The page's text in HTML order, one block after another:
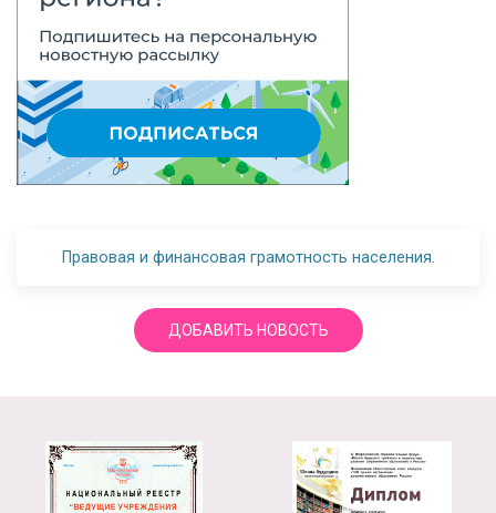
Правовая и финансовая грамотность населения.
ДОБАВИТЬ НОВОСТЬ